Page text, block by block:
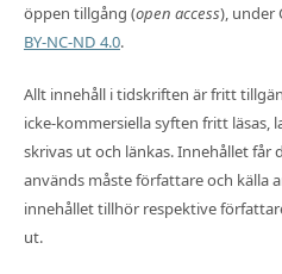
öppen tillgång (open access), under
BY-NC-ND 4.0.
Allt innehåll i tidskriften är fritt
icke-kommersiella syften fritt läsas,
skrivas ut och länkas. Innehållet får
används måste författare och källa
innehållet tillhör respektive
ut.